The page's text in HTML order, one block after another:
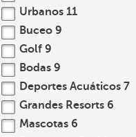
Urbanos 11
Buceo 9
Golf 9
Bodas 9
Deportes Acuáticos 7
Grandes Resorts 6
Mascotas 6